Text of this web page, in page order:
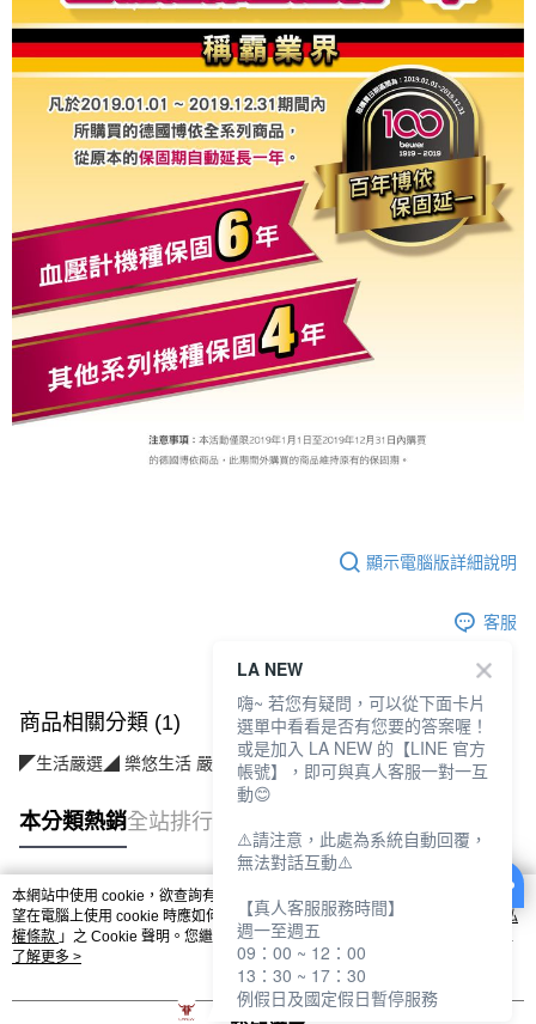
顯示電腦版詳細說明
客服
商品相關分類 (1)
◤生活嚴選◢ 樂悠生活 嚴選好物 個人護理(美保/清潔/用品)
本分類熱銷全站排行
熱門標籤
本網站中使用 cookie，欲查詢有關本網站使用 cookie 方式之詳情，及若您不希
望在電腦上使用 cookie 時應如何變更電腦的 cookie 設定，請參閱本網站「
隱私
權條款 」之 Cookie 聲明。您繼續使用本網站即表示您同意本公司得按本網站使
用條款之 Cookie 聲明使用 cookie。
了解更多 >
LA NEW
嗨~ 若您有疑問，可以從下面卡片
選單中看看是否有您要的答案喔！
或是加入 LA NEW 的【LINE 官方
帳號】，即可與真人客服一對一互
動😊
⚠️請注意，此處為系統自動回覆，
無法對話互動⚠️
【真人客服服務時間】
週一至週五
09：00 ~ 12：00
13：30 ~ 17：30
例假日及國定假日暫停服務